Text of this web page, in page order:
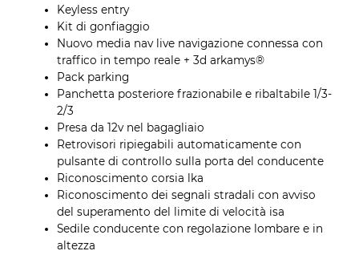
Keyless entry
Kit di gonfiaggio
Nuovo media nav live navigazione connessa con
traffico in tempo reale + 3d arkamys®
Pack parking
Panchetta posteriore frazionabile e ribaltabile 1/3-
2/3
Presa da 12v nel bagagliaio
Retrovisori ripiegabili automaticamente con
pulsante di controllo sulla porta del conducente
Riconoscimento corsia lka
Riconoscimento dei segnali stradali con avviso
del superamento del limite di velocità isa
Sedile conducente con regolazione lombare e in
altezza